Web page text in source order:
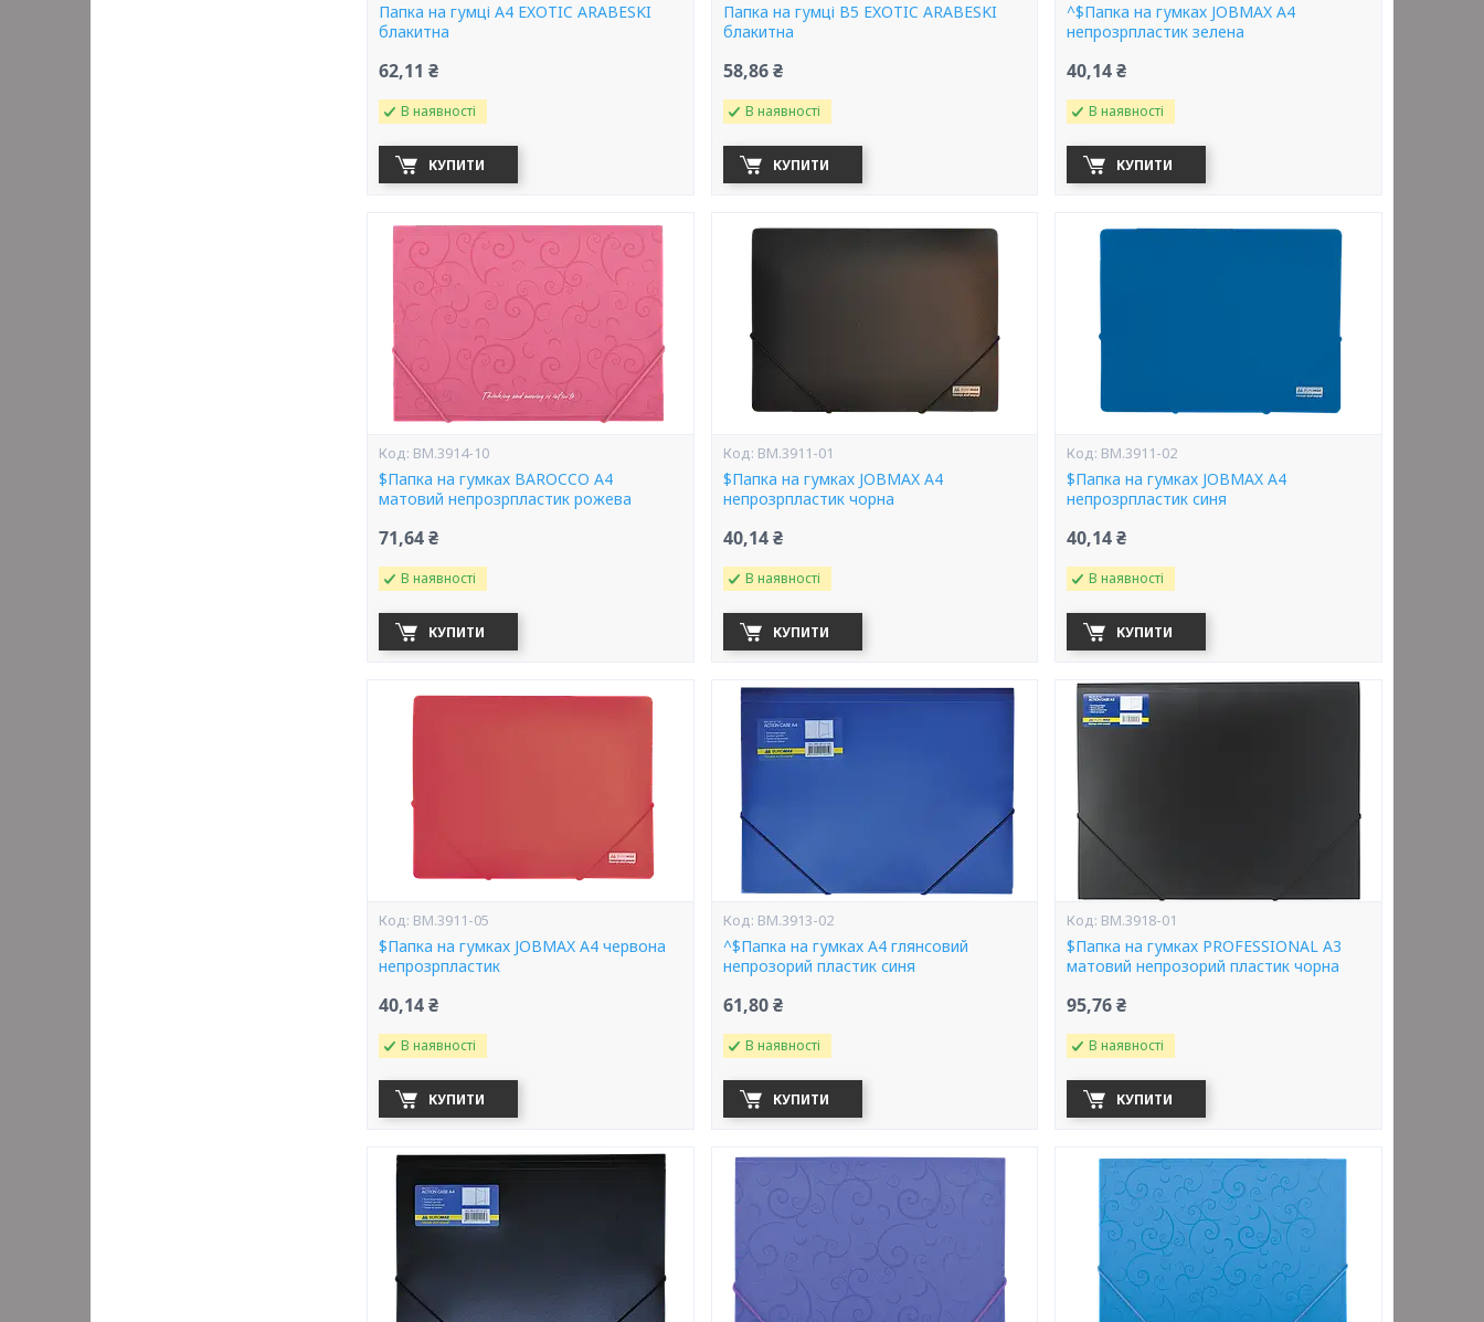
Папка на гумці А4 EXOTIC ARABESKI
блакитна
62,11 ₴
В наявності
КУПИТИ
Папка на гумці В5 EXOTIC ARABESKI
блакитна
58,86 ₴
В наявності
КУПИТИ
^$Папка на гумках JOBMAX А4
непрозрпластик зелена
40,14 ₴
В наявності
КУПИТИ
BM.3914-10
$Папка на гумках BAROCCO А4
матовий непрозрпластик рожева
71,64 ₴
В наявності
КУПИТИ
BM.3911-01
$Папка на гумках JOBMAX А4
непрозрпластик чорна
40,14 ₴
В наявності
КУПИТИ
BM.3911-02
$Папка на гумках JOBMAX А4
непрозрпластик синя
40,14 ₴
В наявності
КУПИТИ
BM.3911-05
$Папка на гумках JOBMAX А4 червона
непрозрпластик
40,14 ₴
В наявності
КУПИТИ
BM.3913-02
^$Папка на гумках А4 глянсовий
непрозорий пластик синя
61,80 ₴
В наявності
КУПИТИ
BM.3918-01
$Папка на гумках PROFESSIONAL А3
матовий непрозорий пластик чорна
95,76 ₴
В наявності
КУПИТИ